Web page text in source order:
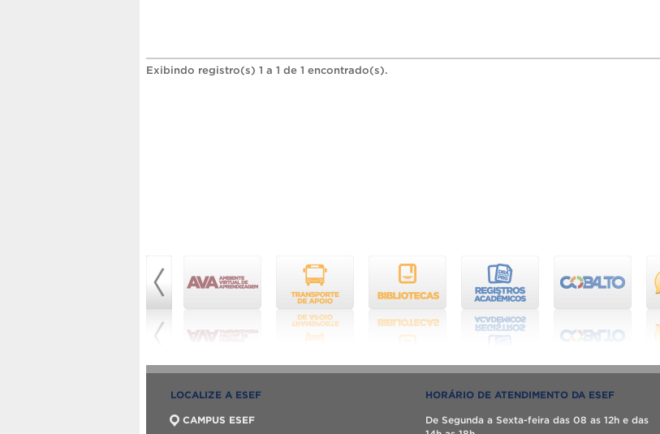
Exibindo registro(s) 1 a 1 de 1 encontrado(s).
LOCALIZE A ESEF
CAMPUS ESEF
HORÁRIO DE ATENDIMENTO DA ESEF
De Segunda a Sexta-feira das 08 as 12h e das